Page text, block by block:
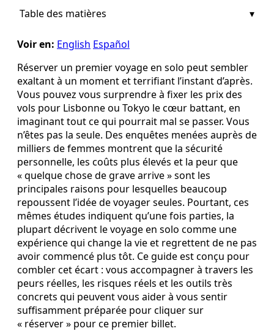
Table des matières
Voir en: English Español
Réserver un premier voyage en solo peut sembler
exaltant à un moment et terrifiant l’instant d’après.
Vous pouvez vous surprendre à fixer les prix des
vols pour Lisbonne ou Tokyo le cœur battant, en
imaginant tout ce qui pourrait mal se passer. Vous
n’êtes pas la seule. Des enquêtes menées auprès de
milliers de femmes montrent que la sécurité
personnelle, les coûts plus élevés et la peur que
« quelque chose de grave arrive » sont les
principales raisons pour lesquelles beaucoup
repoussent l’idée de voyager seules. Pourtant, ces
mêmes études indiquent qu’une fois parties, la
plupart décrivent le voyage en solo comme une
expérience qui change la vie et regrettent de ne pas
avoir commencé plus tôt. Ce guide est conçu pour
combler cet écart : vous accompagner à travers les
peurs réelles, les risques réels et les outils très
concrets qui peuvent vous aider à vous sentir
suffisamment préparée pour cliquer sur
« réserver » pour ce premier billet.